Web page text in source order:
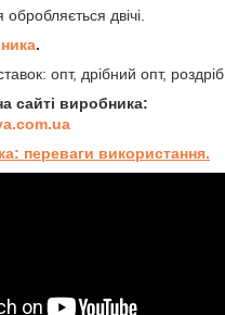
двічі.
.
опт, дрібний опт, роздріб.
сайті виробника:
переваги використання.